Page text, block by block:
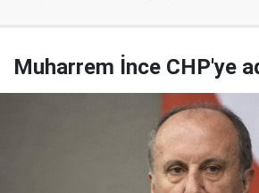
Muharrem İnce CHP'ye